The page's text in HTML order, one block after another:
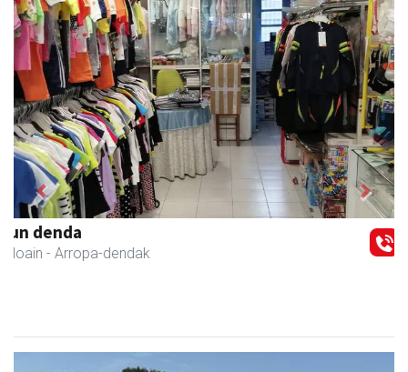
Danena taberna
Andoain -
Previous Next